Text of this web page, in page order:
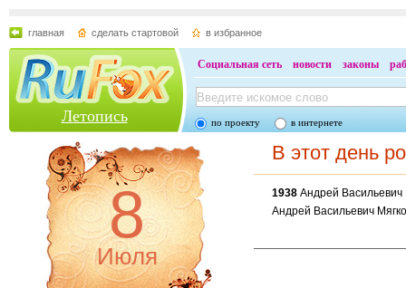
главная сделать стартовой в избранное
Летопись
Социальная сеть новости законы
по проекту в интернете
8
Июля
В этот день
1938 Андрей Васильевич
Андрей Васильевич